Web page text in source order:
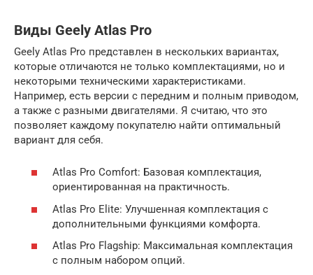
Виды Geely Atlas Pro
Geely Atlas Pro представлен в нескольких вариантах,
которые отличаются не только комплектациями, но и
некоторыми техническими характеристиками.
Например, есть версии с передним и полным приводом,
а также с разными двигателями. Я считаю, что это
позволяет каждому покупателю найти оптимальный
вариант для себя.
Atlas Pro Comfort: Базовая комплектация,
ориентированная на практичность.
Atlas Pro Elite: Улучшенная комплектация с
дополнительными функциями комфорта.
Atlas Pro Flagship: Максимальная комплектация
с полным набором опций.